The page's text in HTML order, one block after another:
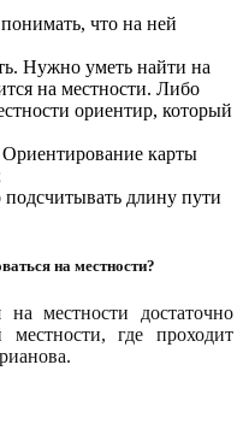
что на ней
Нужно уметь найти на
на местности. Либо
ориентир, который
карты
длину пути
на местности?
местности достаточно
где проходит